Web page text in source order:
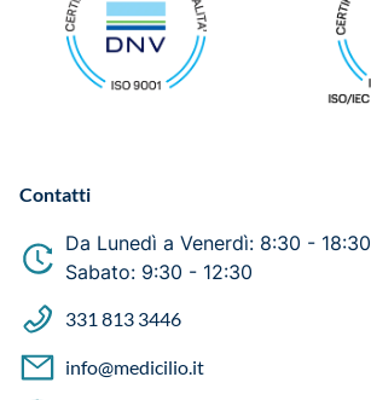
Contatti
Da Lunedì a Venerdì: 8:30 - 18:30
Sabato: 9:30 - 12:30
331 813 3446
info@medicilio.it